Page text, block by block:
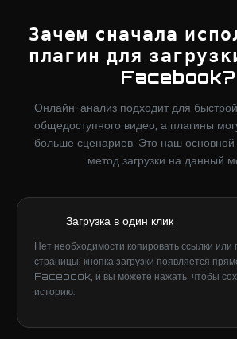
Зачем сначала
плагин для
Facebook?
Онлайн-анализ подходит для быстрой
общедоступного видео, а плагины
больше сценариев. Это наш
метод загрузки на данный
Загрузка в один клик
Нет необходимости копировать ссылки или
страницы: кнопка загрузки появляется
Facebook, и вы можете нажать, чтобы
историю.